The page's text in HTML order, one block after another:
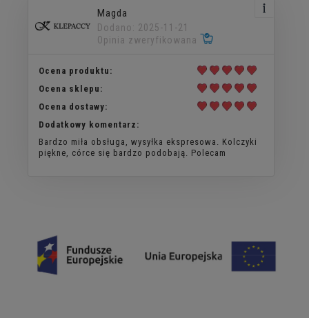
Magda
Dodano: 2025-11-21
Opinia zweryfikowana
Ocena produktu:
Ocena sklepu:
Ocena dostawy:
Dodatkowy komentarz:
Bardzo miła obsługa, wysyłka ekspresowa. Kolczyki
piękne, córce się bardzo podobają. Polecam